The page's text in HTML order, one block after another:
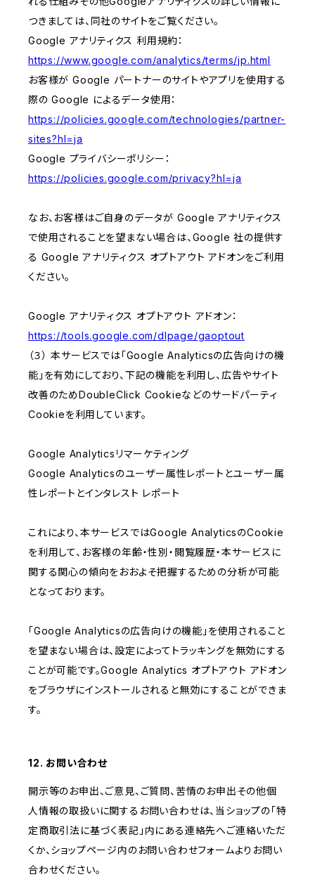
つきましては、同社のサイトをご覧ください。
Google アナリティクス 利用規約：
https://www.google.com/analytics/terms/jp.html
お客様が Google パートナーのサイトやアプリを使用する
際の Google によるデータ使用：
https://policies.google.com/technologies/partner-
sites?hl=ja
Google プライバシーポリシー：
https://policies.google.com/privacy?hl=ja
なお、お客様はご自身のデータが Google アナリティクス
で使用されることを望まない場合は、Google 社の提供す
る Google アナリティクス オプトアウト アドオンをご利用
ください。
Google アナリティクス オプトアウト アドオン：
https://tools.google.com/dlpage/gaoptout
（３） 本サービスでは「Google Analyticsの広告向けの機
能」を有効にしており、下記の機能を利用し、広告やサイト
改善のためDoubleClick Cookieなどのサードパーティ
Cookieを利用しています。
Google Analyticsリマーケティング
Google Analyticsのユーザー属性レポートとユーザー属
性レポートとインタレスト レポート
これにより、本サービスではGoogle AnalyticsのCookie
を利用して、お客様の年齢・性別・閲覧履歴・本サービスに
関する関心の傾向をおおよそ把握するための分析が可能
となっております。
「Google Analyticsの広告向けの機能」を使用されること
を望まない場合は、設定によってトラッキングを無効にする
ことが可能です。Google Analytics オプトアウト アドオン
をブラウザにインストールされると無効にすることができま
す。
12. お問い合わせ
開示等のお申出、ご意見、ご質問、苦情のお申出その他個
人情報の取扱いに関するお問い合わせは、当ショップの「特
定商取引法に基づく表記」内にある連絡先へご連絡いただ
くか、ショップページ内のお問い合わせフォームよりお問い
合わせください。